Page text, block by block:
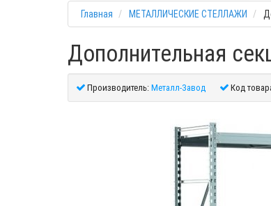
Главная МЕТАЛЛИЧЕСКИЕ СТЕЛЛАЖИ
Дополнительная
Производитель:Металл-Завод Код